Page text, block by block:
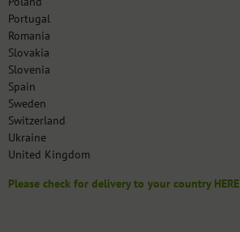
Portugal
Romania
Slovakia
Slovenia
Spain
Sweden
Switzerland
Ukraine
United Kingdom
Please check for delivery to your country HERE